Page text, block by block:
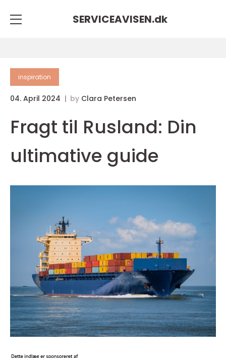
SERVICEAVISEN.dk
inspiration
04. April 2024 by Clara Petersen
Fragt til Rusland: Din
ultimative guide